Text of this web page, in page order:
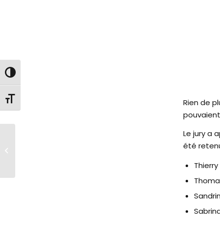
Passer en contraste élevé
Changer la taille de la police
Rien de
Le jury a
été